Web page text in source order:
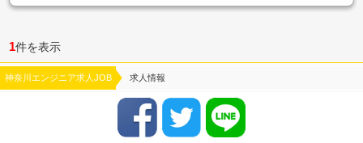
1件を表示
神奈川エンジニア求人JOB 求人情報